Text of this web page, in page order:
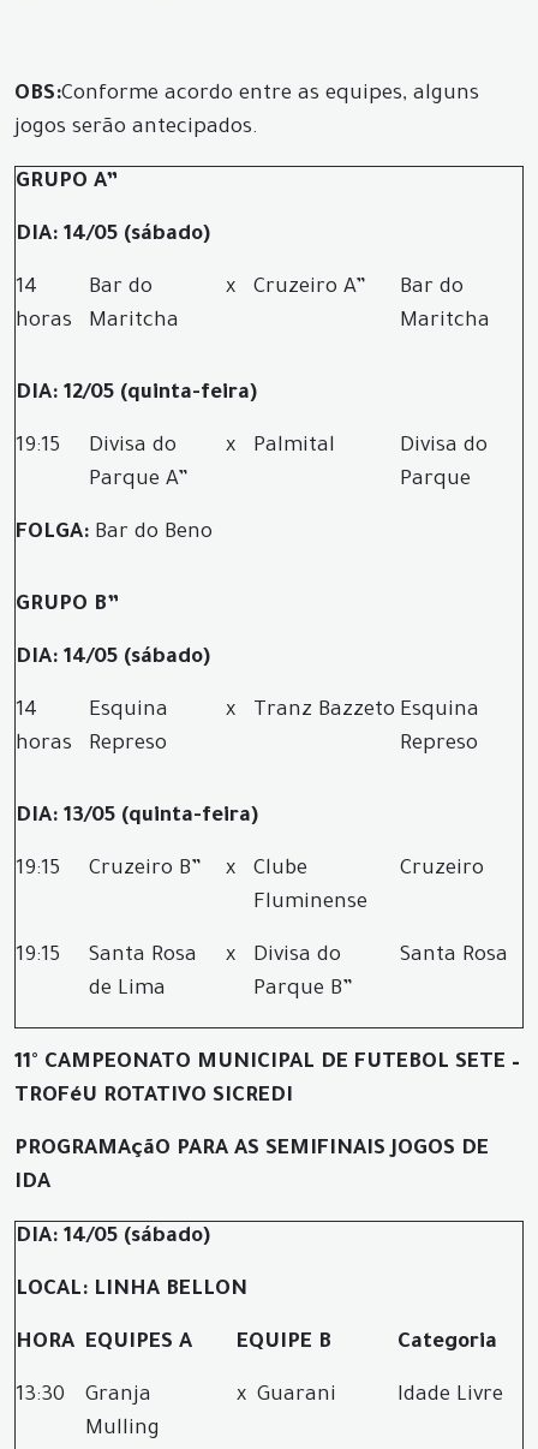
OBS:Conforme acordo entre as equipes, alguns
jogos serão antecipados.
GRUPO A”
DIA: 14/05 (sábado)
14
horas
Bar do
Maritcha
x Cruzeiro A”
Bar do
Maritcha
DIA: 12/05 (quinta-feira)
19:15
Divisa do
Parque A”
x Palmital
Divisa do
Parque
FOLGA: Bar do Beno
GRUPO B”
DIA: 14/05 (sábado)
14
horas
Esquina
Represo
x Tranz Bazzeto Esquina
Represo
DIA: 13/05 (quinta-feira)
19:15 Cruzeiro B” x
Clube
Fluminense
Cruzeiro
19:15
Santa Rosa
de Lima
x
Divisa do
Parque B”
Santa Rosa
11° CAMPEONATO MUNICIPAL DE FUTEBOL SETE –
TROFéU ROTATIVO SICREDI
PROGRAMAçãO PARA AS SEMIFINAIS JOGOS DE
IDA
DIA: 14/05 (sábado)
LOCAL: LINHA BELLON
HORA EQUIPES A EQUIPE B Categoria
13:30
Granja
Mulling
x Guarani Idade Livre